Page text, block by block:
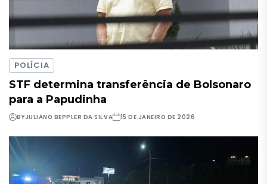
POLÍCIA
STF determina transferência de Bolsonaro
para a Papudinha
BYJULIANO BEPPLER DA SILVA 15 DE JANEIRO DE 2026